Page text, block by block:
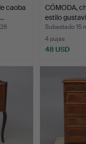
caoba
CÓMODA,
estilo
Subastado 15
4 pujas
48 USD